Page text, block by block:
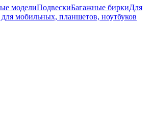
моделиПодвескиБагажные биркиДля
мобильных, планшетов, ноутбуков